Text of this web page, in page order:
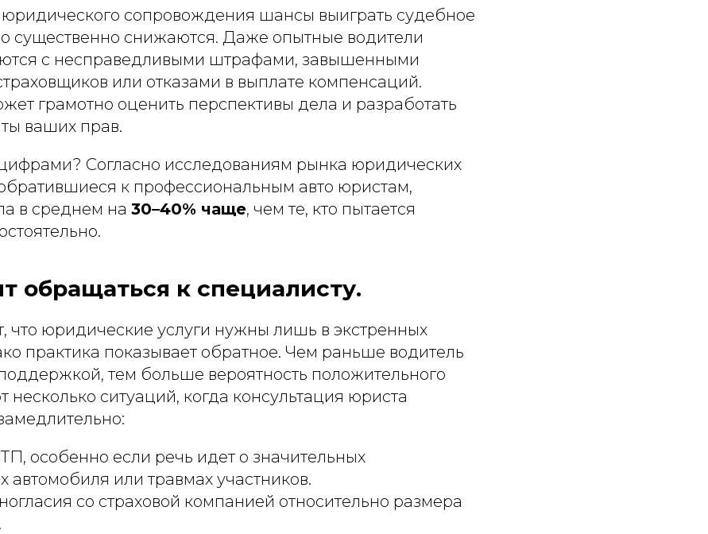
юридического сопровождения шансы выиграть судебное
существенно снижаются. Даже опытные водители
с несправедливыми штрафами, завышенными
или отказами в выплате компенсаций.
грамотно оценить перспективы дела и разработать
ваших прав.
Согласно исследованиям рынка юридических
к профессиональным авто юристам,
в среднем на 30–40% чаще, чем те, кто пытается
обращаться к специалисту.
что юридические услуги нужны лишь в экстренных
практика показывает обратное. Чем раньше водитель
тем больше вероятность положительного
несколько ситуаций, когда консультация юриста
особенно если речь идет о значительных
автомобиля или травмах участников.
со страховой компанией относительно размера